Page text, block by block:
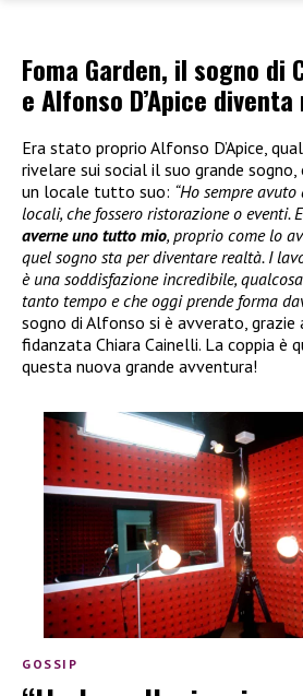
Foma Garden, il sogno di
e Alfonso D’Apice
Era stato proprio Alfonso D’Apice,
rivelare sui social il suo grande
un locale tutto suo: “Ho sempre
locali, che fossero ristorazione o eventi. E
averne uno tutto mio, proprio come lo
quel sogno sta per diventare realtà. I
è una soddisfazione incredibile,
tanto tempo e che oggi prende forma
sogno di Alfonso si è avverato, grazie
fidanzata Chiara Cainelli. La coppia è
questa nuova grande avventura!
GOSSIP